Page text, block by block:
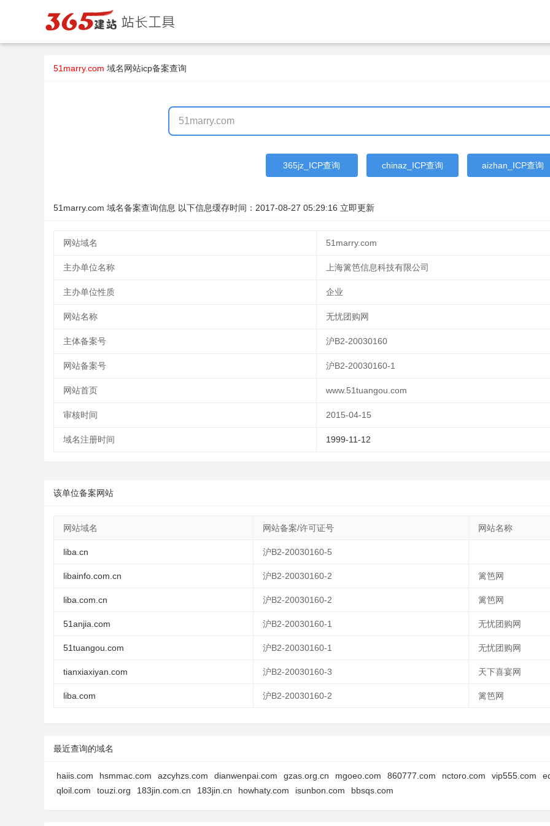
51marry.com 域名网站icp备案查询
365jz_ICP查询 chinaz_ICP查询 aizhan_ICP查询
51marry.com 域名备案查询信息 以下信息缓存时间： 2017-08-27 05:29:16 立即更新
网站域名 51marry.com
主办单位名称 上海篱笆信息科技有限公司
主办单位性质 企业
网站名称 无忧团购网
主体备案号 沪B2-20030160
网站备案号 沪B2-20030160-1
网站首页 www.51tuangou.com
审核时间 2015-04-15
域名注册时间 1999-11-12
该单位备案网站
网站域名 网站备案/许可证号 网站名称
liba.cn 沪B2-20030160-5
libainfo.com.cn 沪B2-20030160-2 篱笆网
liba.com.cn 沪B2-20030160-2 篱笆网
51anjia.com 沪B2-20030160-1 无忧团购网
51tuangou.com 沪B2-20030160-1 无忧团购网
tianxiaxiyan.com 沪B2-20030160-3 天下喜宴网
liba.com 沪B2-20030160-2 篱笆网
最近查询的域名
haiis.com hsmmac.com azcyhzs.com dianwenpai.com gzas.org.cn mgoeo.com 860777.com nctoro.com vip555.com
qloil.com
touzi.org 183jin.com.cn 183jin.cn howhaty.com isunbon.com bbsqs.com